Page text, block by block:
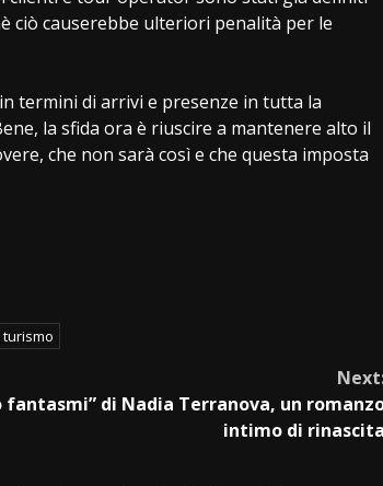
ciò causerebbe ulteriori penalità per le
termini di arrivi e presenze in tutta la
la sfida ora è riuscire a mantenere alto il
che non sarà così e che questa imposta
turismo
fantasmi” di Nadia Terranova, un
intimo di rinascita